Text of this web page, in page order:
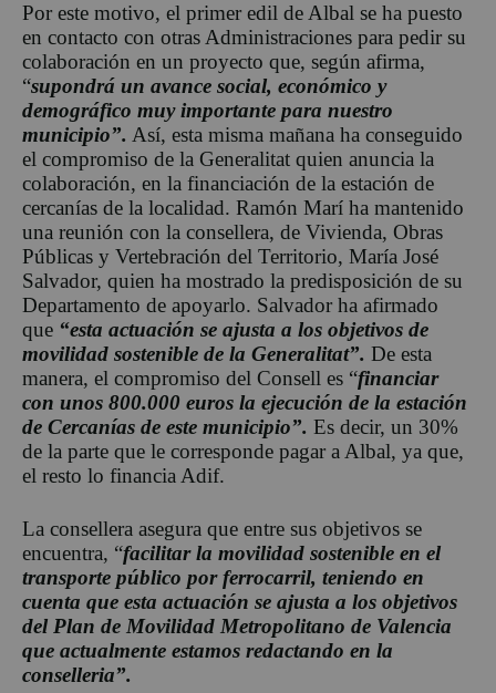
Por este motivo, el primer edil de Albal se ha puesto
en contacto con otras Administraciones para pedir su
colaboración en un proyecto que, según afirma,
“supondrá un avance social, económico y
demográfico muy importante para nuestro
municipio”. Así, esta misma mañana ha conseguido
el compromiso de la Generalitat quien anuncia la
colaboración, en la financiación de la estación de
cercanías de la localidad. Ramón Marí ha mantenido
una reunión con la consellera, de Vivienda, Obras
Públicas y Vertebración del Territorio, María José
Salvador, quien ha mostrado la predisposición de su
Departamento de apoyarlo. Salvador ha afirmado
que “esta actuación se ajusta a los objetivos de
movilidad sostenible de la Generalitat”. De esta
manera, el compromiso del Consell es “financiar
con unos 800.000 euros la ejecución de la estación
de Cercanías de este municipio”. Es decir, un 30%
de la parte que le corresponde pagar a Albal, ya que,
el resto lo financia Adif.
La consellera asegura que entre sus objetivos se
encuentra, “facilitar la movilidad sostenible en el
transporte público por ferrocarril, teniendo en
cuenta que esta actuación se ajusta a los objetivos
del Plan de Movilidad Metropolitano de Valencia
que actualmente estamos redactando en la
conselleria”.